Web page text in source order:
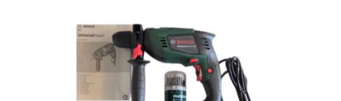
Bohrmaschine Schlagbohrmaschine
Bosch UniversalImpact 800